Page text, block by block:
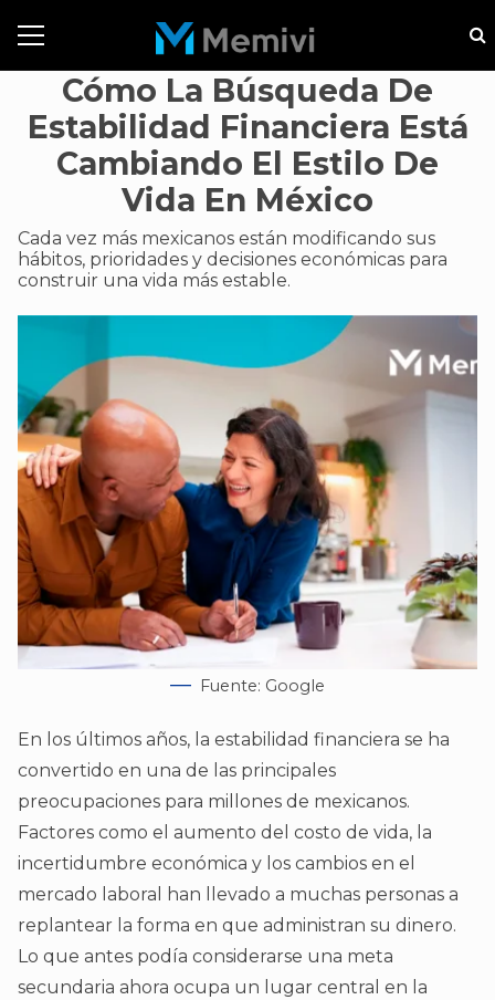
Cómo La Búsqueda De
Estabilidad Financiera Está
Cambiando El Estilo De
Vida En México
Cada vez más mexicanos están modificando sus
hábitos, prioridades y decisiones económicas para
construir una vida más estable.
Fuente: Google
En los últimos años, la estabilidad financiera se ha
convertido en una de las principales
preocupaciones para millones de mexicanos.
Factores como el aumento del costo de vida, la
incertidumbre económica y los cambios en el
mercado laboral han llevado a muchas personas a
replantear la forma en que administran su dinero.
Lo que antes podía considerarse una meta
secundaria ahora ocupa un lugar central en la